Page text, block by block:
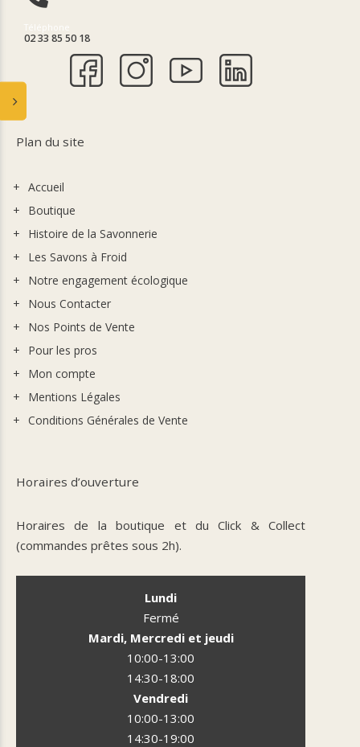
Téléphone
02 33 85 50 18
Plan du site
Accueil
Boutique
Histoire de la Savonnerie
Les Savons à Froid
Notre engagement écologique
Nous Contacter
Nos Points de Vente
Pour les pros
Mon compte
Mentions Légales
Conditions Générales de Vente
Horaires d’ouverture
Horaires de la boutique et du Click & Collect
(commandes prêtes sous 2h).
Lundi
Fermé
Mardi, Mercredi et jeudi
10:00-13:00
14:30-18:00
Vendredi
10:00-13:00
14:30-19:00